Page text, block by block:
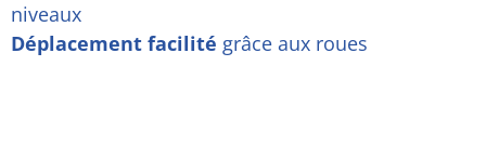
niveaux
Déplacement facilité grâce aux roues